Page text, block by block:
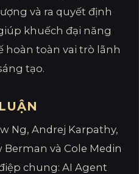
và ra quyết định
khuếch đại năng
hoàn toàn vai trò lãnh
tạo.
Ng, Andrej Karpathy,
và Cole Medin
chung: AI Agent